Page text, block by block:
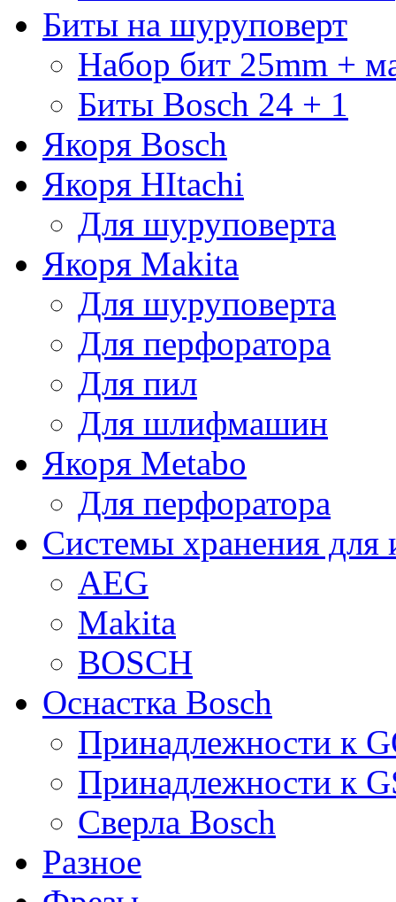
Биты на шуруповерт
Набор бит 25mm +
Биты Bosch 24 + 1
Якоря Bosch
Якоря HItachi
Для шуруповерта
Якоря Makita
Для шуруповерта
Для перфоратора
Для пил
Для шлифмашин
Якоря Metabo
Для перфоратора
Системы хранения для
AEG
Makita
BOSCH
Оснастка Bosch
Принадлежности к
Принадлежности к
Сверла Bosch
Разное